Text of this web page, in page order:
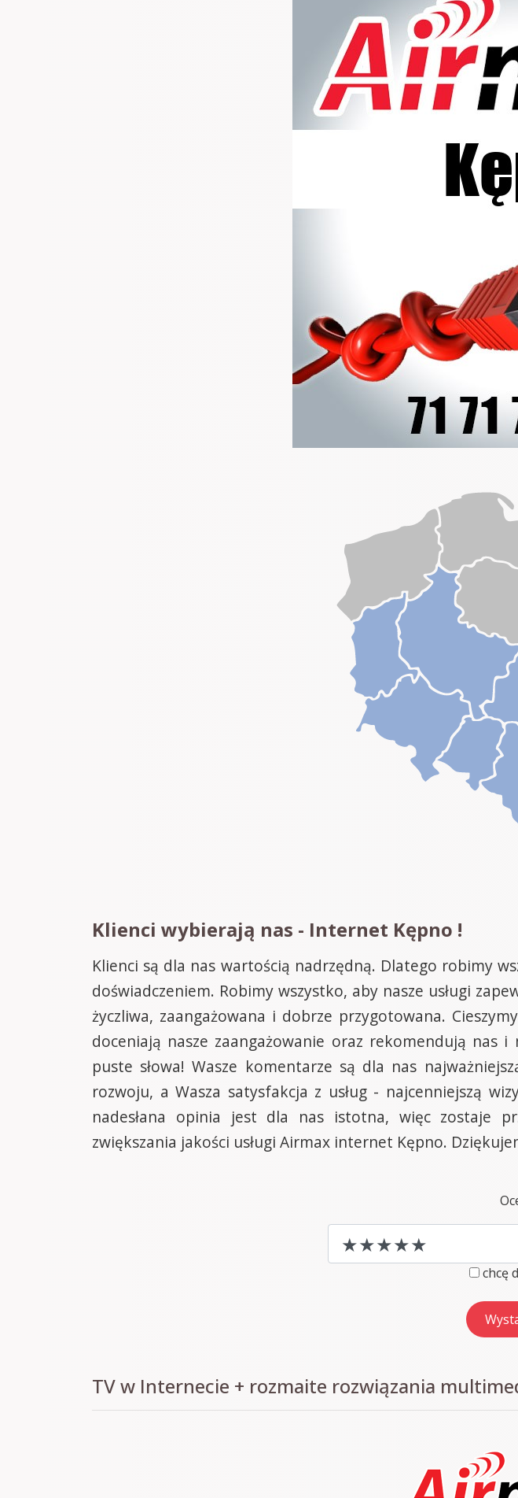
Klienci wybierają nas - Internet Kępno !
Klienci są dla nas wartością nadrzędną. Dlatego robimy
doświadczeniem. Robimy wszystko, aby nasze usługi
życzliwa, zaangażowana i dobrze przygotowana.
doceniają nasze zaangażowanie oraz rekomendują nas
puste słowa! Wasze komentarze są dla nas
rozwoju, a Wasza satysfakcja z usług - najcenniejszą
nadesłana opinia jest dla nas istotna, więc zostaje
zwiększania jakości usługi Airmax internet Kępno.
chcę
TV w Internecie + rozmaite rozwiązania